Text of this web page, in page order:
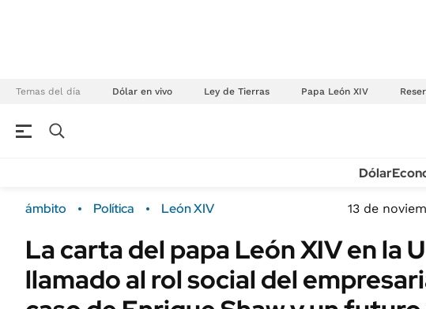
Temas del día Dólar en vivo Ley de Tierras Papa León XIV
Campo
FINANZAS
Dólar
Sustentabilidad
Seguros
Dólar
ámbito Política León XIV 13 de
La carta del papa León XIV en la
llamado al rol social del